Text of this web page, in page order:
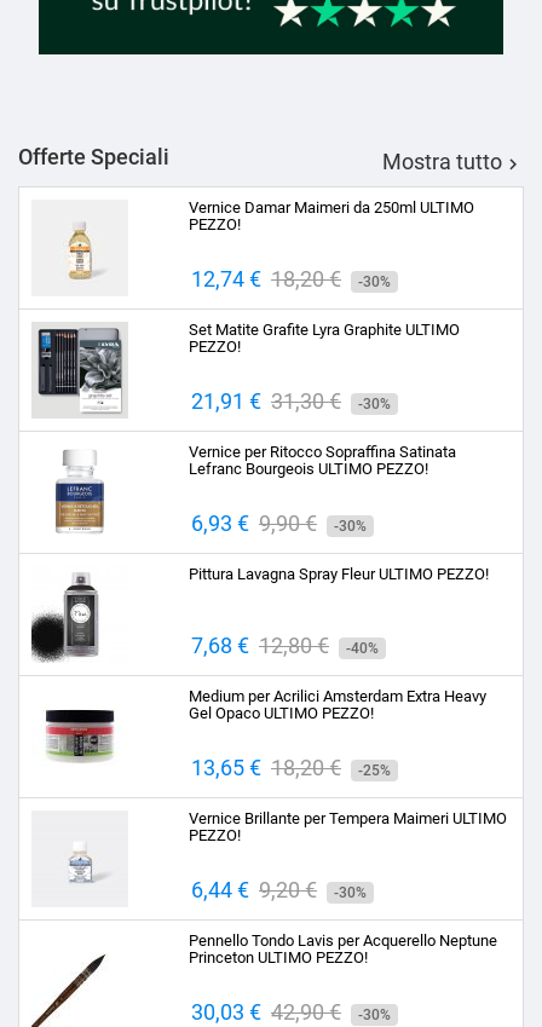
Offerte Speciali Mostra tutto 
Vernice Damar Maimeri da 250ml ULTIMO
PEZZO!
Prezzo
12,74 € Prezzo
base
18,20 € -30%
Set Matite Grafite Lyra Graphite ULTIMO
PEZZO!
Prezzo
21,91 € Prezzo
base
31,30 € -30%
Vernice per Ritocco Sopraffina Satinata
Lefranc Bourgeois ULTIMO PEZZO!
Prezzo
6,93 € Prezzo
base
9,90 € -30%
Pittura Lavagna Spray Fleur ULTIMO PEZZO!
Prezzo
7,68 € Prezzo
base
12,80 € -40%
Medium per Acrilici Amsterdam Extra Heavy
Gel Opaco ULTIMO PEZZO!
Prezzo
13,65 € Prezzo
base
18,20 € -25%
Vernice Brillante per Tempera Maimeri ULTIMO
PEZZO!
Prezzo
6,44 € Prezzo
base
9,20 € -30%
Pennello Tondo Lavis per Acquerello Neptune
Princeton ULTIMO PEZZO!
Prezzo
30,03 € Prezzo
42,90 € -30%